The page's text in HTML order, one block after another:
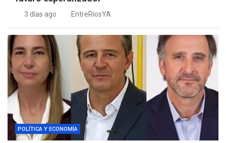
3 días ago EntreRíosYA
POLÍTICA Y ECONOMÍA